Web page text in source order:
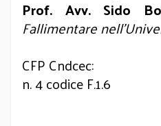
Prof. Avv. Sido
Fallimentare
CFP Cndcec:
n. 4 codice F.1.6